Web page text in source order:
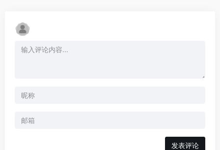
发表评论